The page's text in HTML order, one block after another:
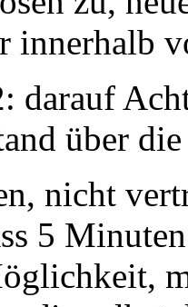
innerhalb
darauf
über
nicht
5